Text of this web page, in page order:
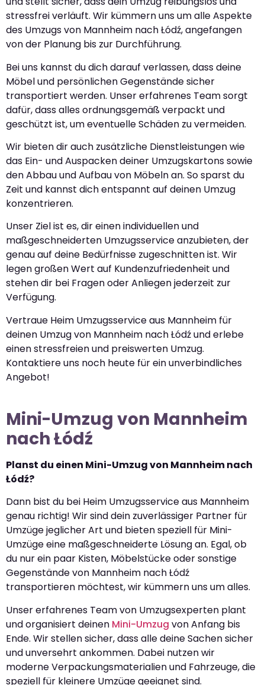
stressfrei verläuft. Wir kümmern uns um alle Aspekte
des Umzugs von Mannheim nach Łódź, angefangen
von der Planung bis zur Durchführung.
Bei uns kannst du dich darauf verlassen, dass deine
Möbel und persönlichen Gegenstände sicher
transportiert werden. Unser erfahrenes Team sorgt
dafür, dass alles ordnungsgemäß verpackt und
geschützt ist, um eventuelle Schäden zu vermeiden.
Wir bieten dir auch zusätzliche Dienstleistungen wie
das Ein- und Auspacken deiner Umzugskartons sowie
den Abbau und Aufbau von Möbeln an. So sparst du
Zeit und kannst dich entspannt auf deinen Umzug
konzentrieren.
Unser Ziel ist es, dir einen individuellen und
maßgeschneiderten Umzugsservice anzubieten, der
genau auf deine Bedürfnisse zugeschnitten ist. Wir
legen großen Wert auf Kundenzufriedenheit und
stehen dir bei Fragen oder Anliegen jederzeit zur
Verfügung.
Vertraue Heim Umzugsservice aus Mannheim für
deinen Umzug von Mannheim nach Łódź und erlebe
einen stressfreien und preiswerten Umzug.
Kontaktiere uns noch heute für ein unverbindliches
Angebot!
Mini-Umzug von Mannheim
nach Łódź
Planst du einen Mini-Umzug von Mannheim nach
Łódź?
Dann bist du bei Heim Umzugsservice aus Mannheim
genau richtig! Wir sind dein zuverlässiger Partner für
Umzüge jeglicher Art und bieten speziell für Mini-
Umzüge eine maßgeschneiderte Lösung an. Egal, ob
du nur ein paar Kisten, Möbelstücke oder sonstige
Gegenstände von Mannheim nach Łódź
transportieren möchtest, wir kümmern uns um alles.
Unser erfahrenes Team von Umzugsexperten plant
und organisiert deinen Mini-Umzug von Anfang bis
Ende. Wir stellen sicher, dass alle deine Sachen sicher
und unversehrt ankommen. Dabei nutzen wir
moderne Verpackungsmaterialien und Fahrzeuge, die
speziell für kleinere Umzüge geeignet sind.